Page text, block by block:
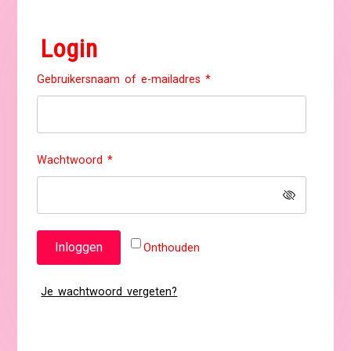
Login
Gebruikersnaam of e-mailadres*Vereist
Wachtwoord*Vereist
Onthouden
Inloggen
Je wachtwoord vergeten?